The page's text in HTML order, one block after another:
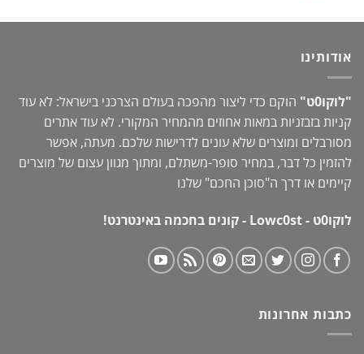
היה:
הוא:
אודותינו
"לוקו0ט"
הוקם כדי ליצור מהפכה בעולם הצרכני בישראל: לא עוד
קניות בזבזניות במאות אחוזים מהמחיר המקורי. לא עוד אתרים
מסורבלים ומוצרים שלא עונים לדרישות שלכם. מעתה, אפשר
להזמין כל דבר, במחיר סופר-משתלם, ומתוך מגוון עצום של מוצרים
קיימים או דרך ה"סוכן החכם" שלנו
לוקו0ט - Lowc0st - קונים בחכמה באינטרנט!
כתבות אחרונות